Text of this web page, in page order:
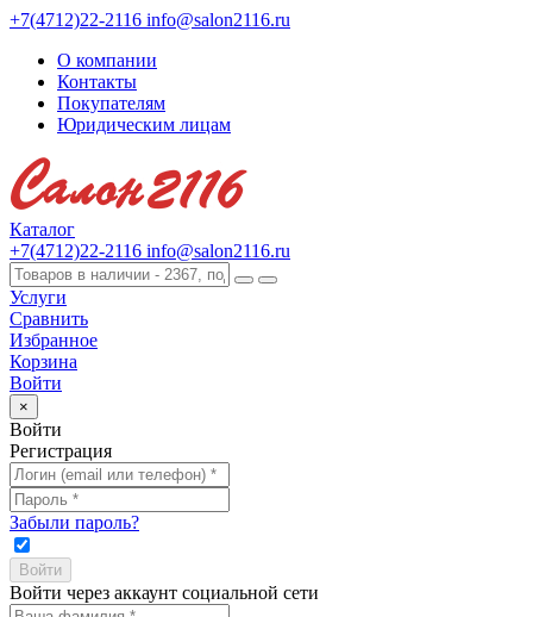
+7(4712)22-2116 info@salon2116.ru
О компании
Контакты
Покупателям
Юридическим лицам
Каталог
+7(4712)22-2116 info@salon2116.ru
Услуги
Сравнить
Избранное
Корзина
Войти
×
Войти
Регистрация
Забыли пароль?
Войти через аккаунт социальной сети